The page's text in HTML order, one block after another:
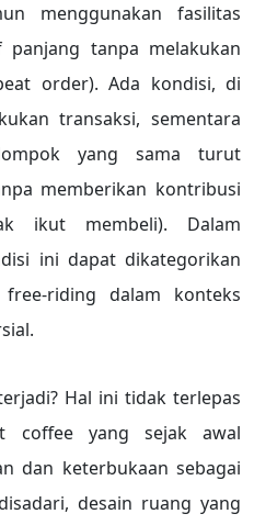
menggunakan fasilitas
tanpa melakukan
order). Ada kondisi, di
transaksi, sementara
yang sama turut
memberikan kontribusi
ikut membeli). Dalam
ini dapat dikategorikan
riding dalam konteks
Hal ini tidak terlepas
coffee yang sejak awal
dan keterbukaan sebagai
desain ruang yang